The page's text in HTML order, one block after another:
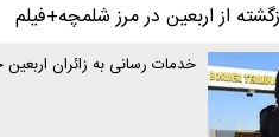
از اربعین در مرز شلمچه+فیلم
خدمات رسانی به زائران اربعین